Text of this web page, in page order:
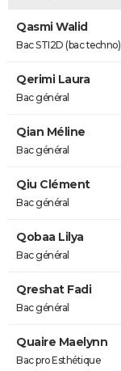
Qasmi Walid
Bac STI2D (bac techno)
Qerimi Laura
Bac général
Qian Méline
Bac général
Qiu Clément
Bac général
Qobaa Lilya
Bac général
Qreshat Fadi
Bac général
Quaire Maelynn
Bac pro Esthétique